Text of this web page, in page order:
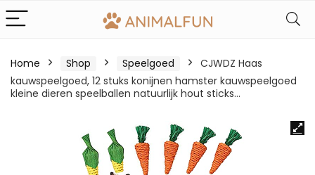
Home Shop Speelgoed
CJWDZ Haas
kauwspeelgoed, 12 stuks konijnen hamster kauwspeelgoed
kleine dieren speelballen natuurlijk hout sticks…